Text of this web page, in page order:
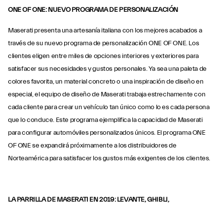
ONE OF ONE: NUEVO PROGRAMA DE PERSONALIZACIÓN
Maserati presenta una artesanía italiana con los mejores acabados a
través de su nuevo programa de personalización ONE OF ONE. Los
clientes eligen entre miles de opciones interiores y exteriores para
satisfacer sus necesidades y gustos personales. Ya sea una paleta de
colores favorita, un material concreto o una inspiración de diseño en
especial, el equipo de diseño de Maserati trabaja estrechamente con
cada cliente para crear un vehículo tan único como lo es cada persona
que lo conduce. Este programa ejemplifica la capacidad de Maserati
para configurar automóviles personalizados únicos. El programa ONE
OF ONE se expandirá próximamente a los distribuidores de
Norteamérica para satisfacer los gustos más exigentes de los clientes.
LA PARRILLA DE MASERATI EN 2019: LEVANTE, GHIBLI,